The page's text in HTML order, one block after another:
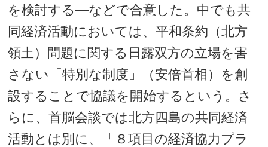
を検討する―などで合意した。中でも共
同経済活動においては、平和条約（北方
領土）問題に関する日露双方の立場を害
さない「特別な制度」（安倍首相）を創
設することで協議を開始するという。さ
らに、首脳会談では北方四島の共同経済
活動とは別に、「８項目の経済協力プラ